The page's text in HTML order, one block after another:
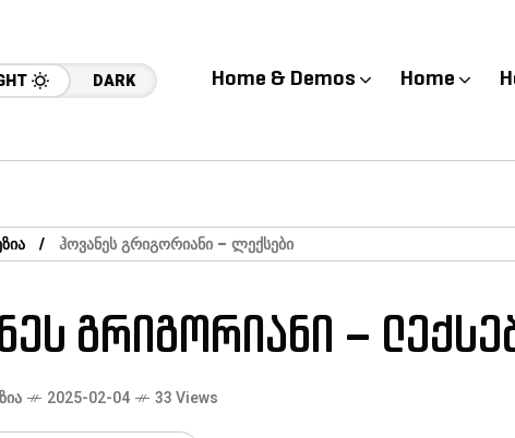
DARK Home & Demos Home
ᲰᲝᲕᲐᲜᲔᲡ ᲒᲠᲘᲒᲝᲠᲘᲐᲜᲘ – ᲚᲔᲥᲡᲔᲑᲘ
გრიგორიანი –
2025-02-04 33 Views